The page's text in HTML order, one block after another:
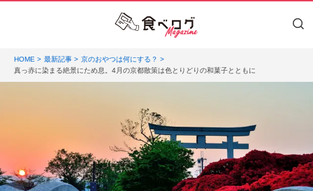
HOME 最新記事
京のおやつは何にする？
真っ赤に染まる絶景にため息。4月の京都散策は色とりどりの和菓子とともに